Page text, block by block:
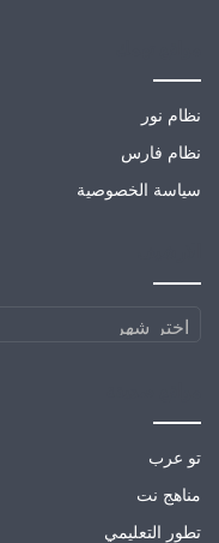
نظام نور
نظام فارس
سياسة الخصوصية
الارشيف
تو عرب
مناهج نت
تطور التعليمي